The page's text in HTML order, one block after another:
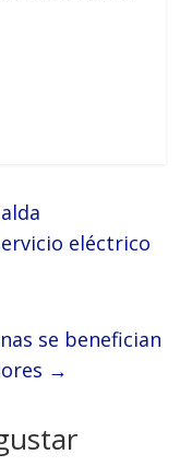
eléctrico
se benefician
→